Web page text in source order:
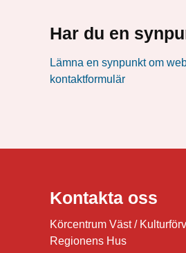
Har du en
Lämna en synpunkt om
kontaktformulär
Kontakta oss
Körcentrum Väst /
Regionens Hus